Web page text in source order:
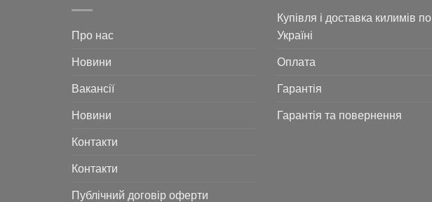
Про нас
Новини
Вакансії
Новини
Контакти
Контакти
Публічний договір оферти
Купівля і доставка килимів по
Україні
Оплата
Гарантія
Гарантія та повернення